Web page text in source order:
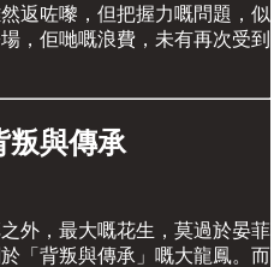
返咗嚟，但把握力嘅問題，似
，佢哋嘅浪費，未有再次受到
叛與傳承
外，最大嘅花生，莫過於晏菲
「背叛與傳承」嘅大龍鳳。而